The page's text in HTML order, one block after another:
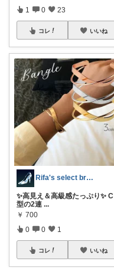
1 0 23
コレ いいね
Rifa's select branch
✨高見え＆高級感たっぷり✨ C
型の2連 ...
￥ 700
0 0 1
コレ いいね